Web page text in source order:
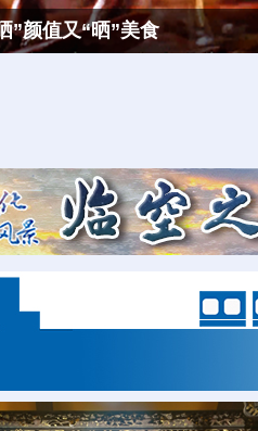
”颜值又“晒”美食